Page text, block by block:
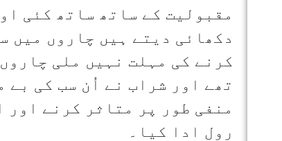
مقبولیت کے ساتھ ساتھ کئی
دکھائی دیتے ہیں چاروں میں
کرنے کی مہلت نہیں ملی
تھے اور شراب نے اُن سب کی بے
منفی طور پر متاثر کرنے اور
رول ادا کیا۔